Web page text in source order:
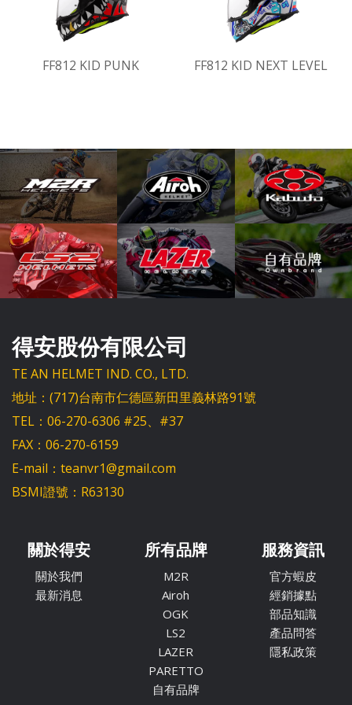
FF812 KID PUNK FF812 KID NEXT LEVEL
得安股份有限公司
TE AN HELMET IND. CO., LTD.
地址：(717)台南市仁德區新田里義林路91號
TEL：06-270-6306 #25、#37
FAX：06-270-6159
E-mail：teanvr1@gmail.com
BSMI證號：R63130
關於得安
關於我們
最新消息
所有品牌
M2R
Airoh
OGK
LS2
LAZER
PARETTO
自有品牌
服務資訊
官方蝦皮
經銷據點
部品知識
產品問答
隱私政策